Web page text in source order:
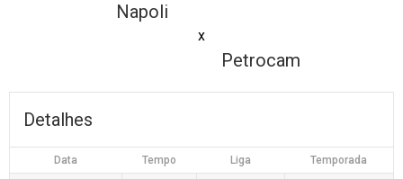
Napoli
x
Petrocam
Detalhes
Data Tempo Liga Temporada